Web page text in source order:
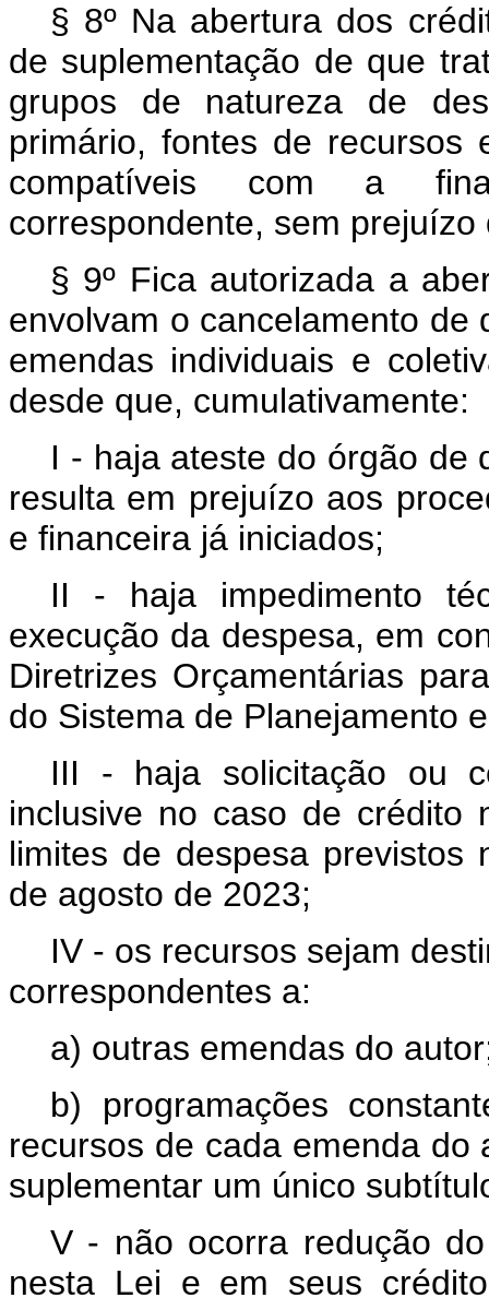
§ 8º Na abertura dos
de suplementação de que
grupos de natureza de
primário, fontes de recursos
compatíveis com a
correspondente, sem prejuízo
§ 9º Fica autorizada a
envolvam o cancelamento de
emendas individuais e
desde que, cumulativamente:
I - haja ateste do órgão de
resulta em prejuízo aos
e financeira já iniciados;
II - haja impedimento
execução da despesa, em
Diretrizes Orçamentárias
do Sistema de Planejamento
III - haja solicitação ou
inclusive no caso de crédito
limites de despesa previstos
de agosto de 2023;
IV - os recursos sejam
correspondentes a:
a) outras emendas do
b) programações
recursos de cada emenda
suplementar um único
V - não ocorra redução
nesta Lei e em seus